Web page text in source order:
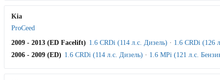
Kia
ProCeed
2009 - 2013 (ED Facelift) 1.6 CRDi (114 л.с. Дизель) · 1.6 CRDi (126
2006 - 2009 (ED) 1.6 CRDi (114 л.с. Дизель) · 1.6 MPi (121 л.с.